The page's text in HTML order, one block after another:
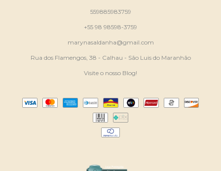
559885983759
+55 98 98598-3759
marynasaldanha@gmail.com
Rua dos Flamengos, 38 - Calhau - São Luis do Maranhão
Visite o nosso Blog!